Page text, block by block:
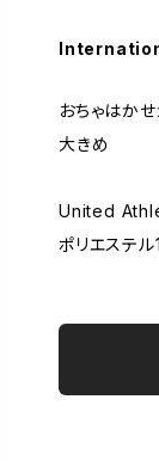
おちゃはか
大きめ
United Athle
ポリエステ